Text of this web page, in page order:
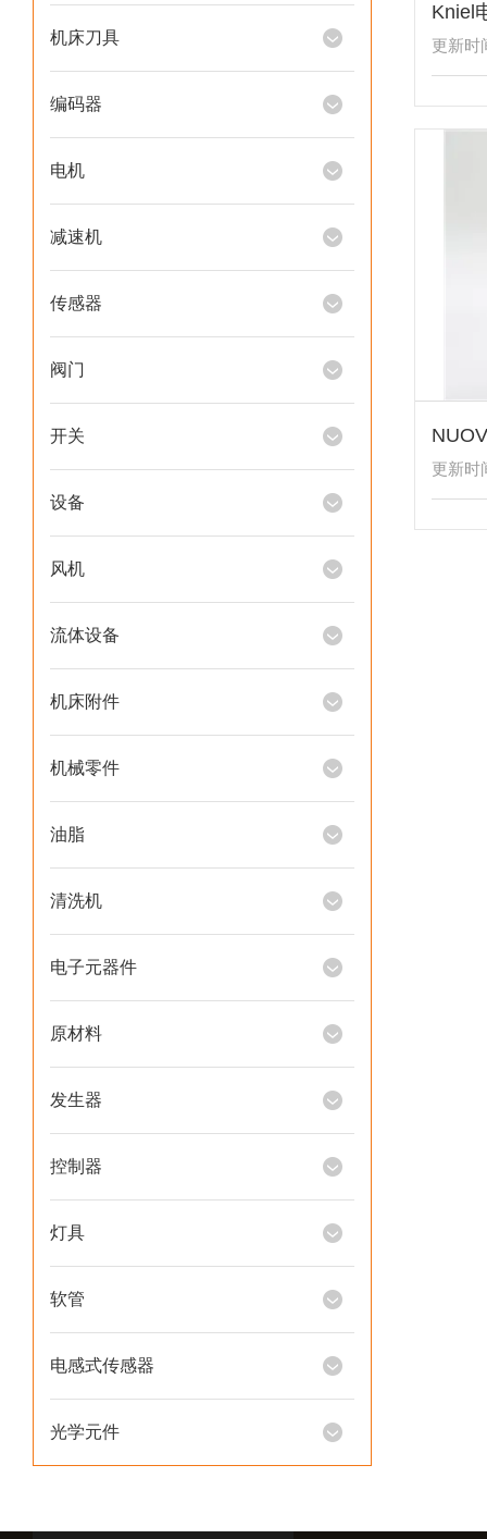
机床刀具
编码器
电机
减速机
传感器
阀门
开关
设备
风机
流体设备
机床附件
机械零件
油脂
清洗机
电子元器件
原材料
发生器
控制器
灯具
软管
电感式传感器
光学元件
Kniel
更新时
更新时